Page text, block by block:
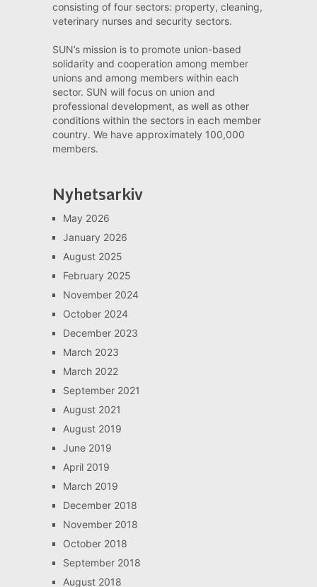
consisting of four sectors: property, cleaning,
veterinary nurses and security sectors.
SUN’s mission is to promote union-based
solidarity and cooperation among member
unions and among members within each
sector. SUN will focus on union and
professional development, as well as other
conditions within the sectors in each member
country. We have approximately 100,000
members.
Nyhetsarkiv
May 2026
January 2026
August 2025
February 2025
November 2024
October 2024
December 2023
March 2023
March 2022
September 2021
August 2021
August 2019
June 2019
April 2019
March 2019
December 2018
November 2018
October 2018
September 2018
August 2018